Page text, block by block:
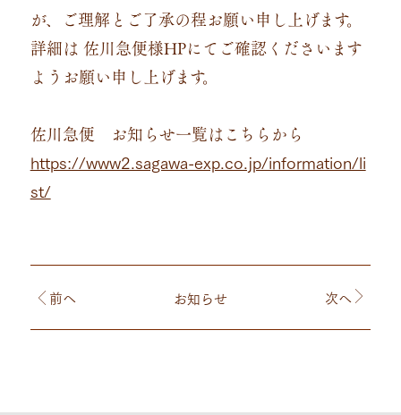
が、ご理解とご了承の程お願い申し上げます。
詳細は 佐川急便様HPにてご確認くださいます
ようお願い申し上げます。
佐川急便 お知らせ一覧はこちらから
https://www2.sagawa-exp.co.jp/information/li
st/
前へ お知らせ 次へ